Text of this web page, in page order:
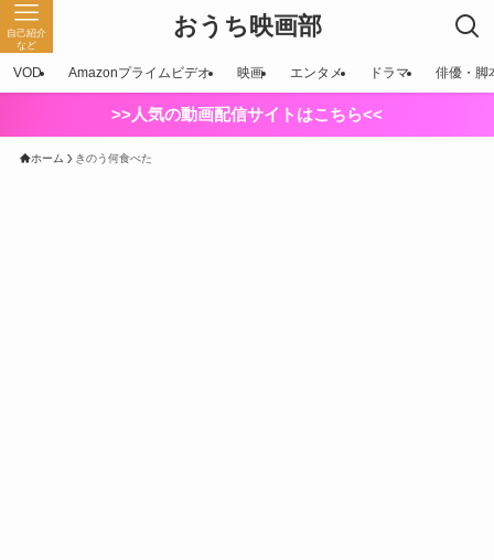
おうち映画部
自己紹介
など
VOD Amazonプライムビデオ 映画 エンタメ ドラマ 俳優・脚
>>人気の動画配信サイトはこちら<<
ホーム きのう何食べた